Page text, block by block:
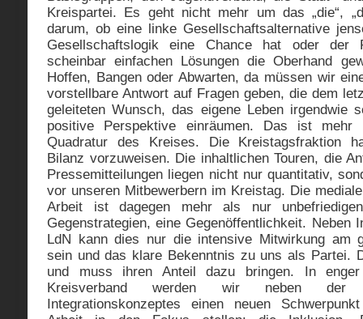
Kreispartei. Es geht nicht mehr um das „die“,
darum, ob eine linke Gesellschaftsalternative
Gesellschaftslogik eine Chance hat oder der
scheinbar einfachen Lösungen die Oberhand
Hoffen, Bangen oder Abwarten, da müssen wir
vorstellbare Antwort auf Fragen geben, die dem
geleiteten Wunsch, das eigene Leben irgendwie
positive Perspektive einräumen. Das ist mehr
Quadratur des Kreises. Die Kreistagsfraktion
Bilanz vorzuweisen. Die inhaltlichen Touren, die
Pressemitteilungen liegen nicht nur quantitativ,
vor unseren Mitbewerbern im Kreistag. Die
Arbeit ist dagegen mehr als nur
Gegenstrategien, eine Gegenöffentlichkeit. Neben
LdN kann dies nur die intensive Mitwirkung am
sein und das klare Bekenntnis zu uns als Partei.
und muss ihren Anteil dazu bringen. In
Kreisverband werden wir neben der
Integrationskonzeptes einen neuen